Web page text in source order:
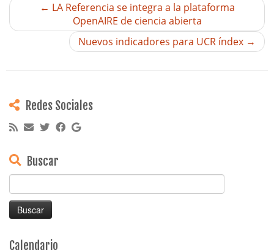
← LA Referencia se integra a la plataforma
OpenAIRE de ciencia abierta
Nuevos indicadores para UCR índex →
Redes Sociales
Buscar
Calendario